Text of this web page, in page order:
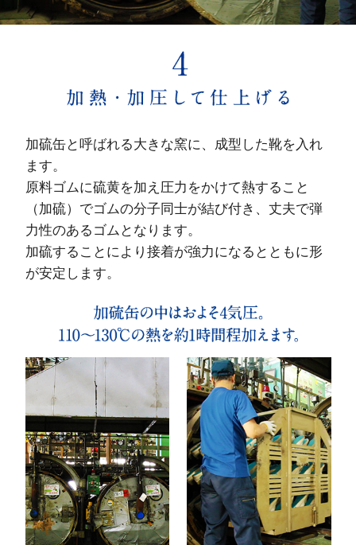
加硫缶と呼ばれる大きな窯に、成型した靴を入れ
ます。
原料ゴムに硫黄を加え圧力をかけて熱すること
（加硫）でゴムの分子同士が結び付き、丈夫で弾
力性のあるゴムとなります。
加硫することにより接着が強力になるとともに形
が安定します。